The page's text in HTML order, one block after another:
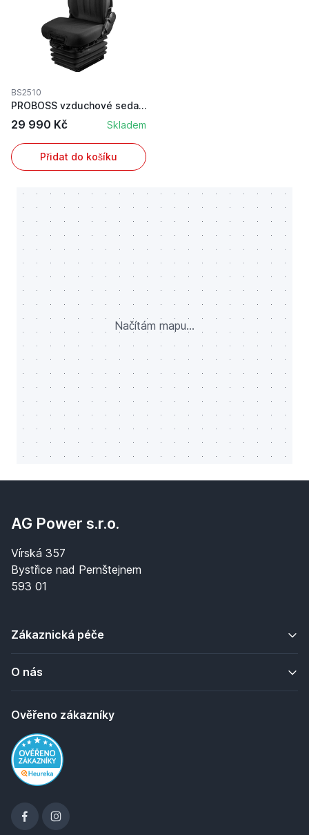
BS2510
PROBOSS vzduchové sedadlo 12 V s kompresorem pr...
29 990 Kč Skladem
Přidat do košíku
Načítám mapu...
AG Power s.r.o.
Vírská 357
Bystřice nad Pernštejnem
593 01
Zákaznická péče
O nás
Ověřeno zákazníky